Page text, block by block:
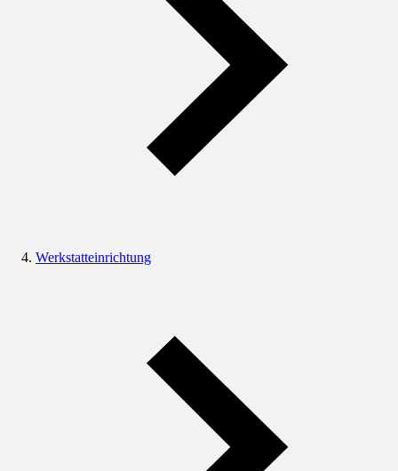
Werkstatteinrichtung